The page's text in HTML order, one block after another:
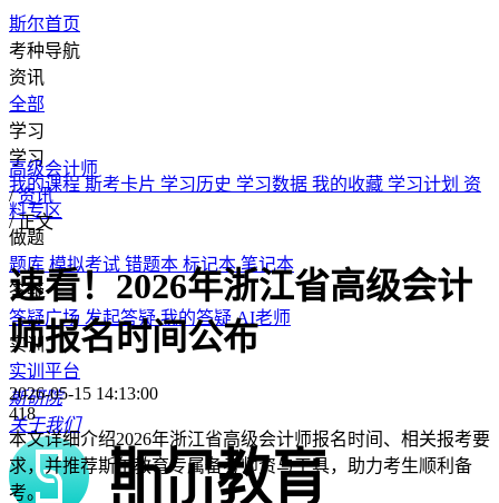
斯尔首页
考种导航
资讯
全部
学习
学习
我的课程 斯考卡片 学习历史 学习数据 我的收藏 学习计划 资
料专区
做题
题库模拟考试 错题本 标记本笔记本
答疑
答疑广场 发起答疑我的答疑AI老师
实训
实训平台
斯研院
关于我们
高级会计师
/ 资讯
/ 正文
速看！2026年浙江省高级会计
师报名时间公布
2026-05-15 14:13:00
418
本文详细介绍2026年浙江省高级会计师报名时间、相关报考要
求，并推荐斯尔教育专属备考师资与工具，助力考生顺利备
考。